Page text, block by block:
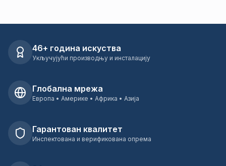
46+ година искуства
Укључујући производњу и инсталацију
Глобална мрежа
Европа • Америке • Африка • Азија
Гарантован квалитет
Инспектована и верификована опрема